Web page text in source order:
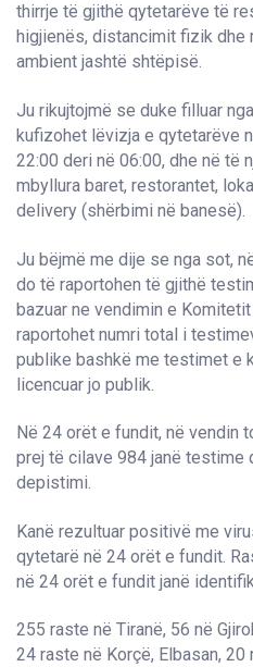
thirrje të gjithë qytetarëve të
higjienës, distancimit fizik dhe
ambient jashtë shtëpisë.
Ju rikujtojmë se duke filluar
kufizohet lëvizja e qytetarëve
22:00 deri në 06:00, dhe në të
mbyllura baret, restorantet,
delivery (shërbimi në banesë).
Ju bëjmë me dije se nga sot,
do të raportohen të gjithë
bazuar ne vendimin e
raportohet numri total i
publike bashkë me testimet e
licencuar jo publik.
Në 24 orët e fundit, në vendin
prej të cilave 984 janë testime
depistimi.
Kanë rezultuar positivë me
qytetarë në 24 orët e fundit.
në 24 orët e fundit janë
255 raste në Tiranë, 56 në
24 raste në Korçë, Elbasan, 20